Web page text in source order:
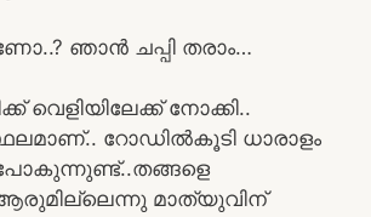
ഞാൻ ചപ്പി തരാം…
വെളിയിലേക്ക് നോക്കി..
റോഡിൽകൂടി ധാരാളം
ആരുമില്ലെന്നു മാത്യുവിന്